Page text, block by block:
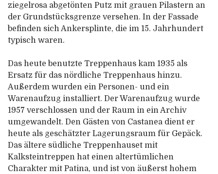
ziegelrosa abgetönten Putz mit grauen Pilastern an
der Grundstücksgrenze versehen. In der Fassade
befinden sich Ankersplinte, die im 15. Jahrhundert
typisch waren.
Das heute benutzte Treppenhaus kam 1935 als
Ersatz für das nördliche Treppenhaus hinzu.
Außerdem wurden ein Personen- und ein
Warenaufzug installiert. Der Warenaufzug wurde
1957 verschlossen und der Raum in ein Archiv
umgewandelt. Den Gästen von Castanea dient er
heute als geschätzter Lagerungsraum für Gepäck.
Das ältere südliche Treppenhauset mit
Kalksteintreppen hat einen altertümlichen
Charakter mit Patina, und ist von äußerst hohem